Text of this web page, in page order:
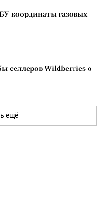
координаты газовых
селлеров Wildberries о
ещё